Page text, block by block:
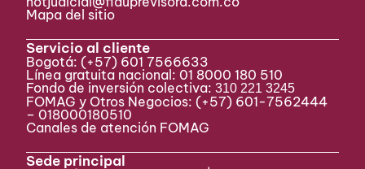
Mapa del sitio
Servicio al cliente
Bogotá: (+57) 601 7566633
Línea gratuita nacional: 01 8000 180 510
Fondo de inversión colectiva:310 221 3245
FOMAG y Otros Negocios: (+57) 601-7562444
– 018000180510
Canales de atención FOMAG
Sede principal